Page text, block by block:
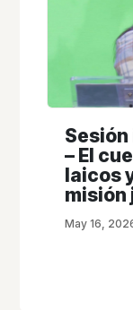
Sesión
– El
laicos
misión
May 16,